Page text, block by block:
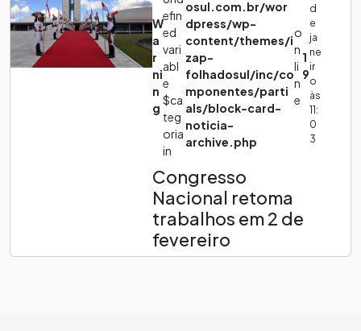
W
a
r
ni
n
g
efin
ed
vari
abl
e
$ca
teg
oria
in
osul.com.br/wor
dpress/wp-
content/themes/i
zap-
folhadosul/inc/co
mponentes/parti
als/block-card-
noticia-
archive.php
o
n
li
n
e
1
9
d
e
ja
ne
ir
o
às
11:
0
3
Congresso
Nacional retoma
trabalhos em 2 de
fevereiro